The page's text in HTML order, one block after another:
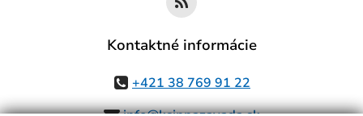
Kontaktné informácie
+421 38 769 91 22